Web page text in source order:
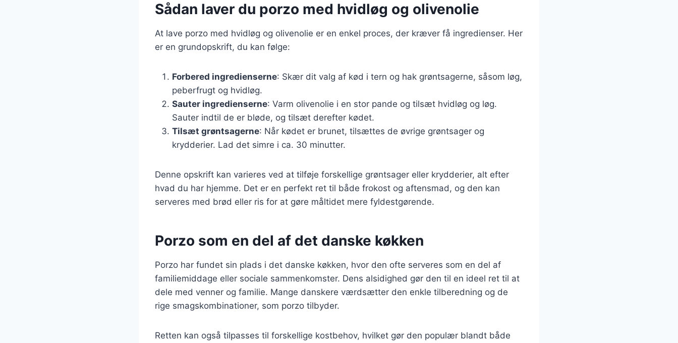
Sådan laver du porzo med hvidløg og olivenolie
At lave porzo med hvidløg og olivenolie er en enkel proces, der kræver få ingredienser. Her
er en grundopskrift, du kan følge:
Forbered ingredienserne: Skær dit valg af kød i tern og hak grøntsagerne, såsom løg,
peberfrugt og hvidløg.
Sauter ingredienserne: Varm olivenolie i en stor pande og tilsæt hvidløg og løg.
Sauter indtil de er bløde, og tilsæt derefter kødet.
Tilsæt grøntsagerne: Når kødet er brunet, tilsættes de øvrige grøntsager og
krydderier. Lad det simre i ca. 30 minutter.
Denne opskrift kan varieres ved at tilføje forskellige grøntsager eller krydderier, alt efter
hvad du har hjemme. Det er en perfekt ret til både frokost og aftensmad, og den kan
serveres med brød eller ris for at gøre måltidet mere fyldestgørende.
Porzo som en del af det danske køkken
Porzo har fundet sin plads i det danske køkken, hvor den ofte serveres som en del af
familiemiddage eller sociale sammenkomster. Dens alsidighed gør den til en ideel ret til at
dele med venner og familie. Mange danskere værdsætter den enkle tilberedning og de
rige smagskombinationer, som porzo tilbyder.
Retten kan også tilpasses til forskellige kostbehov, hvilket gør den populær blandt både